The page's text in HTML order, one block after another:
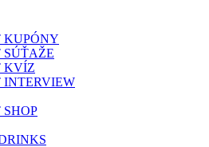
KUPÓNY
SÚŤAŽE
KVÍZ
INTERVIEW